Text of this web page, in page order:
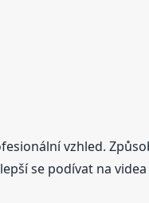
vzhled.
se podívat na